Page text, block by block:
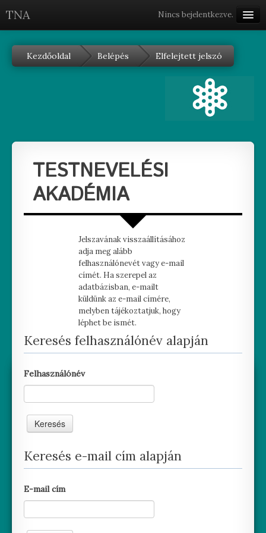
TNA Nincs bejelentkezve.
Kezdőoldal Belépés Elfelejtett jelszó
TESTNEVELÉSI
AKADÉMIA
Jelszavának visszaállításához
adja meg alább
felhasználónevét vagy e-mail
címét. Ha szerepel az
adatbázisban, e-mailt
küldünk az e-mail címére,
melyben tájékoztatjuk, hogy
léphet be ismét.
Keresés felhasználónév alapján
Felhasználónév
Keresés e-mail cím alapján
E-mail cím